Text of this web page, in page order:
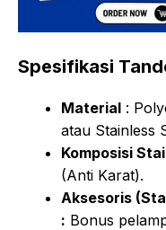
Spesifikasi
Material :
atau Stainless
Komposisi
(Anti Karat).
Aksesoris
: Bonus